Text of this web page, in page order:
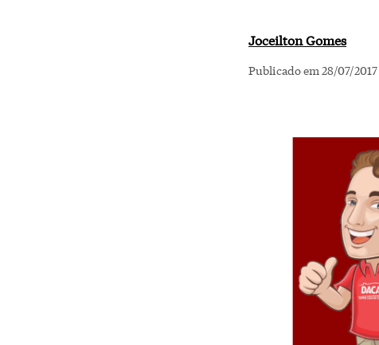
Joceilton Gomes
Publicado em 28/07/2017